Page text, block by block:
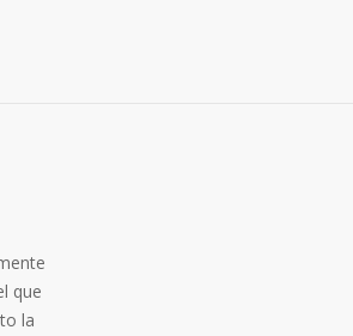
que
la